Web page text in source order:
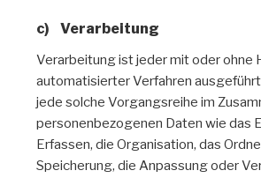
c) Verarbeitung
Verarbeitung ist jeder mit oder ohne
automatisierter Verfahren
jede solche Vorgangsreihe im
personenbezogenen Daten wie das
Erfassen, die Organisation, das
Speicherung, die Anpassung oder